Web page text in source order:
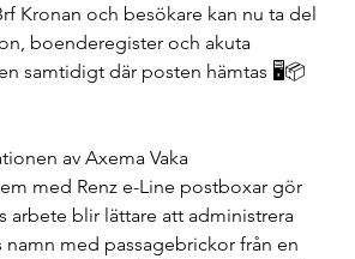
Kronan och besökare kan nu ta del
boenderegister och akuta
samtidigt där posten hämtas 🖥📦
av Axema Vaka
med Renz e-Line postboxar gör
arbete blir lättare att administrera
med passagebrickor från en